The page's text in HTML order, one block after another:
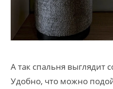
А так спальня выглядит
Удобно, что можно